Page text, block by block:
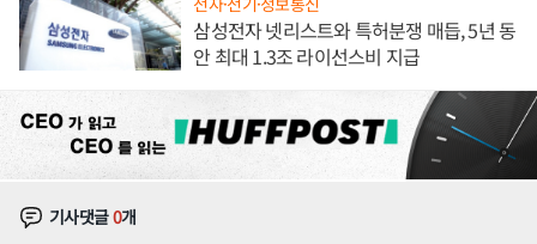
삼성전자 넷리스트와 특허분쟁 매듭, 5년 동
안 최대 1.3조 라이선스비 지급
기사댓글0개